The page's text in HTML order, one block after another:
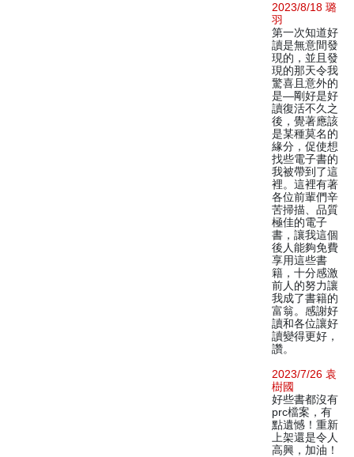
2023/8/18 璐
羽
第一次知道好
讀是無意間發
現的，並且發
現的那天令我
驚喜且意外的
是—剛好是好
讀復活不久之
後，覺著應該
是某種莫名的
緣分，促使想
找些電子書的
我被帶到了這
裡。這裡有著
各位前輩們辛
苦掃描、品質
極佳的電子
書，讓我這個
後人能夠免費
享用這些書
籍，十分感激
前人的努力讓
我成了書籍的
富翁。感謝好
讀和各位讓好
讀變得更好，
讚。
2023/7/26 袁
樹國
好些書都沒有
prc檔案，有
點遺憾！重新
上架還是令人
高興，加油！